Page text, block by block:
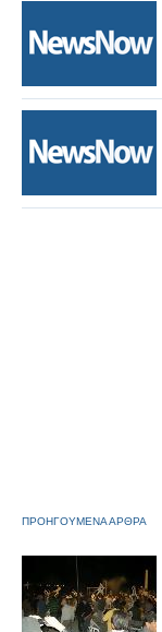
ΠΡΟΗΓΟΥΜΕΝΑ ΑΡΘΡΑ